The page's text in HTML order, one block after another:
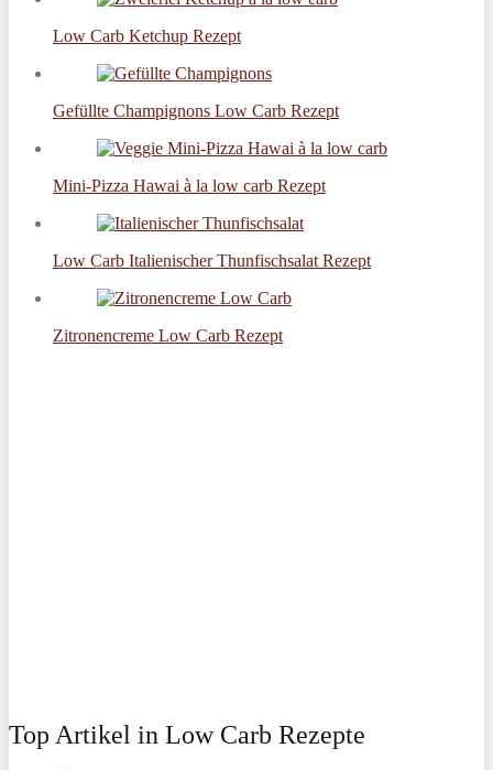
Low Carb Ketchup Rezept
Gefüllte Champignons Low Carb Rezept
Mini-Pizza Hawai à la low carb Rezept
Low Carb Italienischer Thunfischsalat Rezept
Zitronencreme Low Carb Rezept
Top Artikel in Low Carb Rezepte